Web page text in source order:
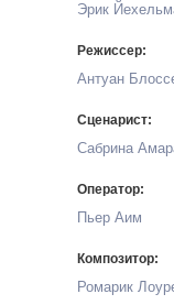
Эрик
Режиссер:
Антуан
Сценарист:
Сабрина
Оператор:
Пьер Аим
Композитор:
Ромарик